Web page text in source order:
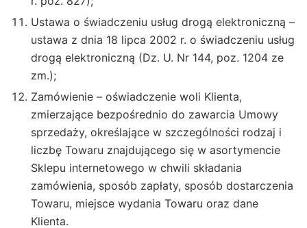
Ustawa o świadczeniu usług drogą elektroniczną –
ustawa z dnia 18 lipca 2002 r. o świadczeniu usług
drogą elektroniczną (Dz. U. Nr 144, poz. 1204 ze
zm.);
Zamówienie – oświadczenie woli Klienta,
zmierzające bezpośrednio do zawarcia Umowy
sprzedaży, określające w szczególności rodzaj i
liczbę Towaru znajdującego się w asortymencie
Sklepu internetowego w chwili składania
zamówienia, sposób zapłaty, sposób dostarczenia
Towaru, miejsce wydania Towaru oraz dane
Klienta.